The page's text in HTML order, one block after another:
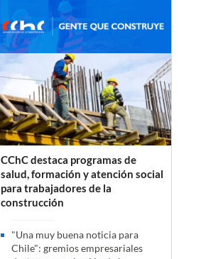
CChC destaca programas de
salud, formación y atención social
para trabajadores de la
construcción
"Una muy buena noticia para
Chile": gremios empresariales